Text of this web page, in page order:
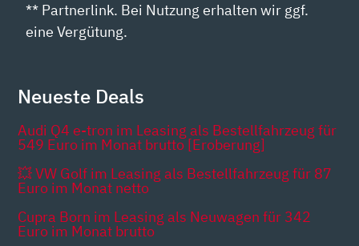
** Partnerlink. Bei Nutzung erhalten wir ggf.
eine Vergütung.
Neueste Deals
Audi Q4 e-tron im Leasing als Bestellfahrzeug für
549 Euro im Monat brutto [Eroberung]
💥 VW Golf im Leasing als Bestellfahrzeug für 87
Euro im Monat netto
Cupra Born im Leasing als Neuwagen für 342
Euro im Monat brutto